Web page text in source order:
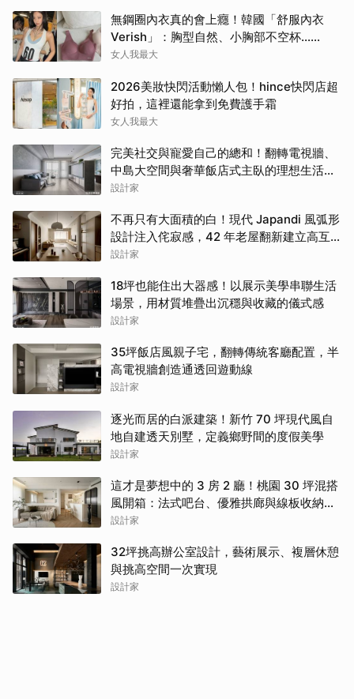
無鋼圈內衣真的會上癮！韓國「舒服內衣
Verish」：胸型自然、小胸部不空杯…
Jennie也包色穿
女人我最大
2026美妝快閃活動懶人包！hince快閃店超
好拍，這裡還能拿到免費護手霜
女人我最大
完美社交與寵愛自己的總和！翻轉電視牆、
中島大空間與奢華飯店式主臥的理想生活提
案
設計家
不再只有大面積的白！現代 Japandi 風弧形
設計注入侘寂感，42 年老屋翻新建立高互
動親子日常
設計家
18坪也能住出大器感！以展示美學串聯生活
場景，用材質堆疊出沉穩與收藏的儀式感
設計家
35坪飯店風親子宅，翻轉傳統客廳配置，半
高電視牆創造通透回遊動線
設計家
逐光而居的白派建築！新竹 70 坪現代風自
地自建透天別墅，定義鄉野間的度假美學
設計家
這才是夢想中的 3 房 2 廳！桃園 30 坪混搭
風開箱：法式吧台、優雅拱廊與線板收納讓
人美到不想出門
設計家
32坪挑高辦公室設計，藝術展示、複層休憩
與挑高空間一次實現
設計家